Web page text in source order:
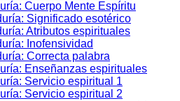
Cuerpo Mente Espíritu
Significado esotérico
Atributos espirituales
Inofensividad
Correcta palabra
Enseñanzas espirituales
Servicio espiritual 1
Servicio espiritual 2